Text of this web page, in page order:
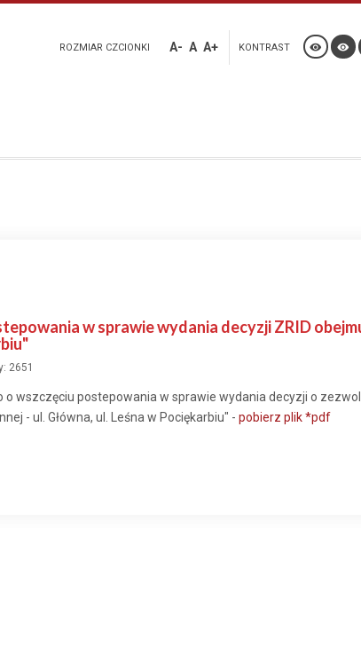
ROZMIAR CZCIONKI A- A A+ KONTRAST
w sprawie wydania decyzji ZRID
2651
wszczęciu postepowania w sprawie wydania decyzji o
- ul. Główna, ul. Leśna w Pociękarbiu" - pobierz plik *pdf